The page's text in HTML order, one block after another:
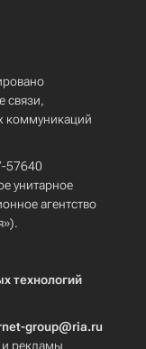
связи,
коммуникаций
57640
унитарное
агентство
технологий
group@ria.ru
рекламы